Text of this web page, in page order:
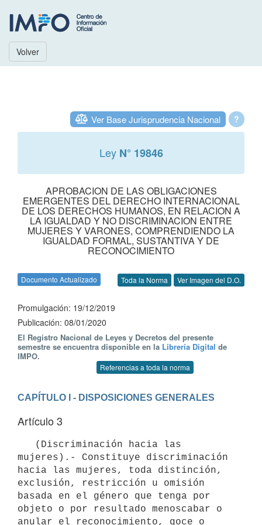
Volver
?
Ver Base Jurisprudencia Nacional
Ley N° 19846
APROBACION DE LAS OBLIGACIONES
EMERGENTES DEL DERECHO INTERNACIONAL
DE LOS DERECHOS HUMANOS, EN RELACION A
LA IGUALDAD Y NO DISCRIMINACION ENTRE
MUJERES Y VARONES, COMPRENDIENDO LA
IGUALDAD FORMAL, SUSTANTIVA Y DE
RECONOCIMIENTO
Documento Actualizado Toda la Norma Ver Imagen del D.O.
Promulgación: 19/12/2019
Publicación: 08/01/2020
El Registro Nacional de Leyes y Decretos del presente
semestre se encuentra disponible en la Librería Digital de
IMPO.
Referencias a toda la norma
CAPÍTULO I - DISPOSICIONES GENERALES
Artículo 3
mujeres).- Constituye discriminación
hacia las mujeres, toda distinción,
exclusión, restricción u omisión
basada en el género que tenga por
objeto o por resultado menoscabar o
anular el reconocimiento, goce o